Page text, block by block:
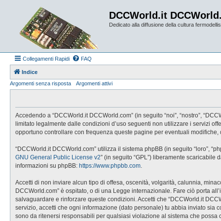
DCCWorld.it
Dedicato alla diffusione della cultura
Collegamenti Rapidi FAQ
Indice
Argomenti senza risposta
Argomenti attivi
Accedendo a “DCCWorld.it DCCWorld.com” (in seguito “noi”, “nostro”,
limitato legalmente dalle condizioni d’uso seguenti non utilizzare i servizi
opportuno controllare con frequenza queste pagine per eventuali
“DCCWorld.it DCCWorld.com” utilizza il sistema phpBB (in seguito “loro”,
GNU General Public License v2” (in seguito “GPL”) liberamente scaricabile
informazioni su phpBB: https://www.phpbb.com.
Accetti di non inviare alcun tipo di offesa, oscenità, volgarità, calunnia,
DCCWorld.com” è ospitato, o di una Legge internazionale. Fare ciò porta
salvaguardare e rinforzare queste condizioni. Accetti che “DCCWorld.it
servizio, accetti che ogni informazione (dato personale) tu abbia inviato sia
sono da ritenersi responsabili per qualsiasi violazione al sistema che possa